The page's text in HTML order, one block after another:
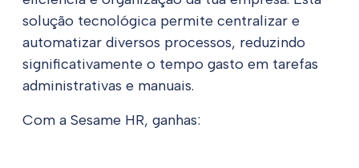
solução tecnológica permite centralizar e
automatizar diversos processos, reduzindo
significativamente o tempo gasto em tarefas
administrativas e manuais.
Com a Sesame HR, ganhas: